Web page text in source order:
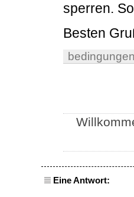
sperren.
Besten
bedingungen
Eine Antwort: